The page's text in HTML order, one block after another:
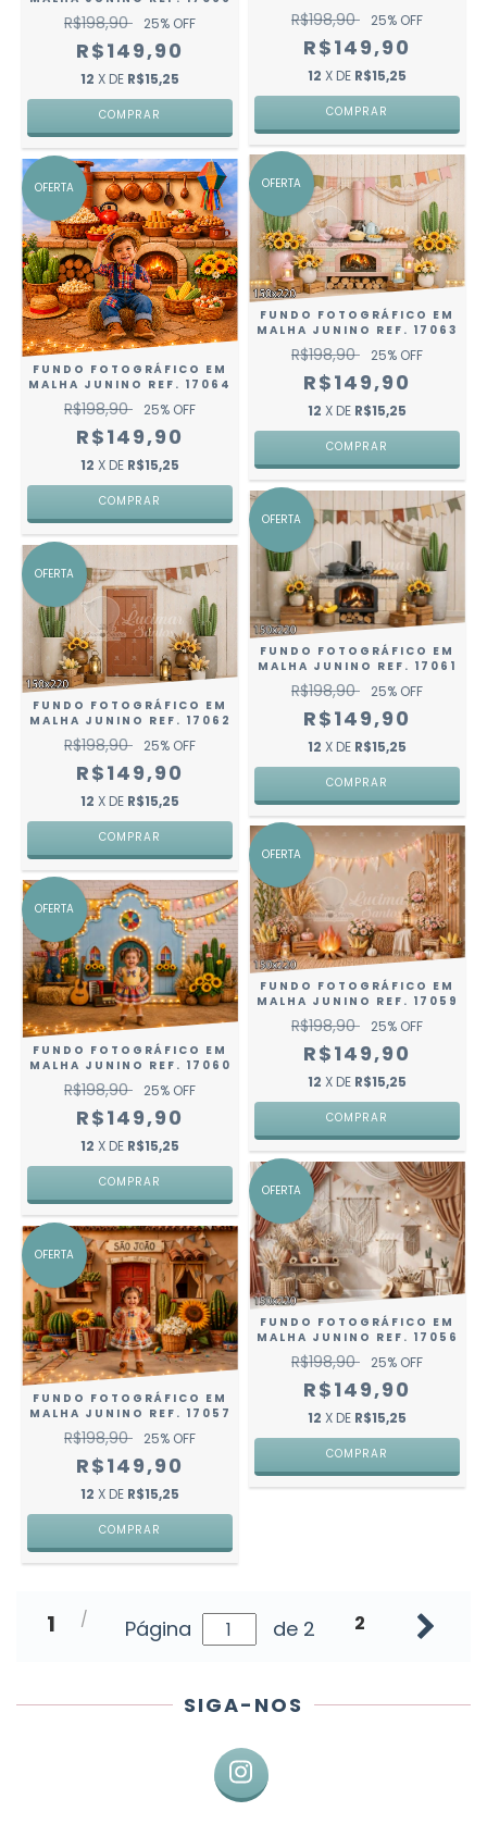
R$198,90 25% OFF
R$149,90
12 X DE R$15,25
COMPRAR
R$198,90 25% OFF
R$149,90
12 X DE R$15,25
COMPRAR
OFERTA
FUNDO FOTOGRÁFICO EM
MALHA JUNINO REF. 17064
R$198,90 25% OFF
R$149,90
12 X DE R$15,25
COMPRAR
OFERTA
FUNDO FOTOGRÁFICO EM
MALHA JUNINO REF. 17063
R$198,90 25% OFF
R$149,90
12 X DE R$15,25
COMPRAR
OFERTA
FUNDO FOTOGRÁFICO EM
MALHA JUNINO REF. 17062
R$198,90 25% OFF
R$149,90
12 X DE R$15,25
COMPRAR
OFERTA
FUNDO FOTOGRÁFICO EM
MALHA JUNINO REF. 17061
R$198,90 25% OFF
R$149,90
12 X DE R$15,25
COMPRAR
OFERTA
FUNDO FOTOGRÁFICO EM
MALHA JUNINO REF. 17060
R$198,90 25% OFF
R$149,90
12 X DE R$15,25
COMPRAR
OFERTA
FUNDO FOTOGRÁFICO EM
MALHA JUNINO REF. 17059
R$198,90 25% OFF
R$149,90
12 X DE R$15,25
COMPRAR
OFERTA
FUNDO FOTOGRÁFICO EM
MALHA JUNINO REF. 17057
R$198,90 25% OFF
R$149,90
12 X DE R$15,25
COMPRAR
OFERTA
FUNDO FOTOGRÁFICO EM
MALHA JUNINO REF. 17056
R$198,90 25% OFF
R$149,90
12 X DE R$15,25
COMPRAR
1 Página de 2 2
SIGA-NOS